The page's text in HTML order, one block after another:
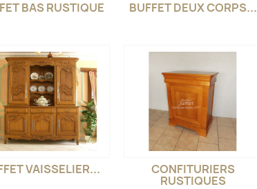
BAS RUSTIQUE BUFFET DEUX CORPS...
VAISSELIER... CONFITURIERS
RUSTIQUES